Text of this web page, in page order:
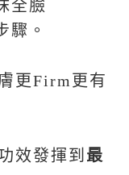
全臉
驟。
更Firm 更有
效發揮到 最